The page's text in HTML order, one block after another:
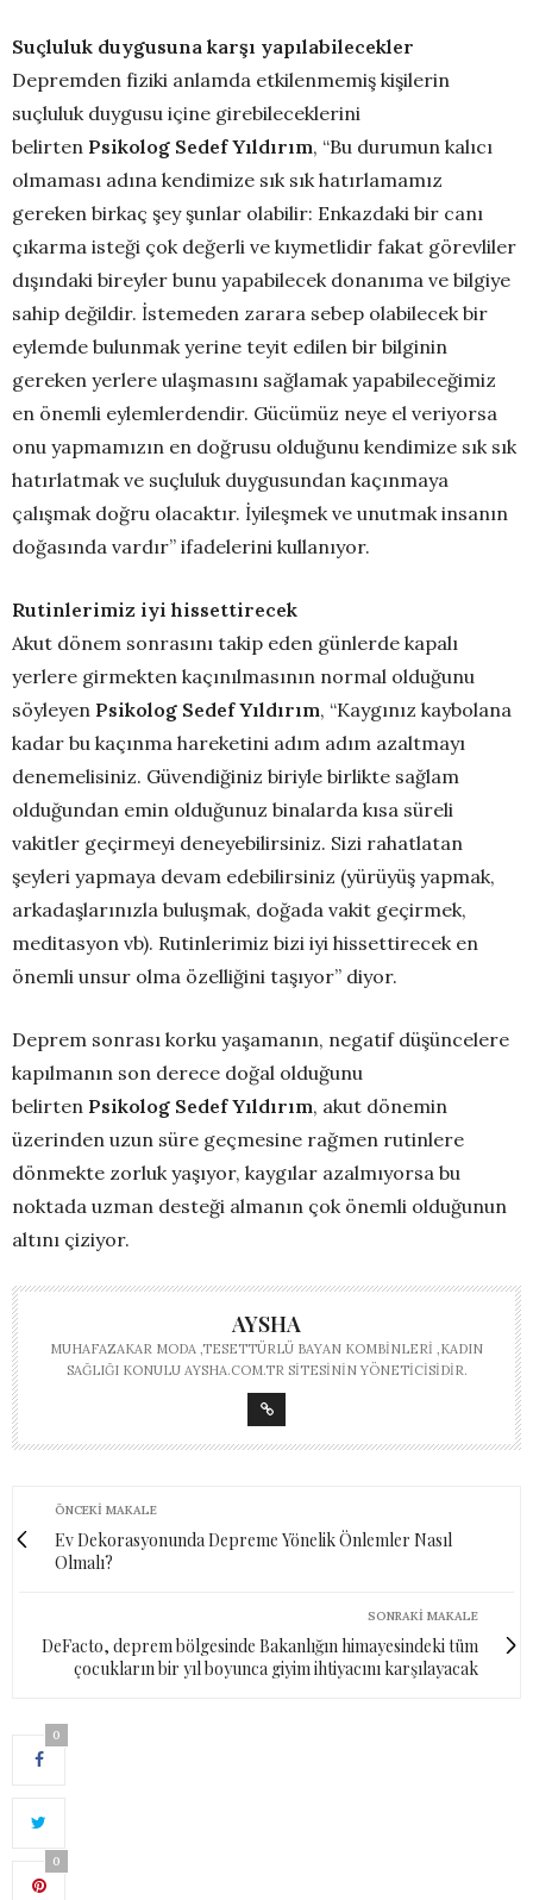
Suçluluk duygusuna karşı yapılabilecekler
Depremden fiziki anlamda etkilenmemiş kişilerin
suçluluk duygusu içine girebileceklerini
belirten Psikolog Sedef Yıldırım, “Bu durumun kalıcı
olmaması adına kendimize sık sık hatırlamamız
gereken birkaç şey şunlar olabilir: Enkazdaki bir canı
çıkarma isteği çok değerli ve kıymetlidir fakat görevliler
dışındaki bireyler bunu yapabilecek donanıma ve bilgiye
sahip değildir. İstemeden zarara sebep olabilecek bir
eylemde bulunmak yerine teyit edilen bir bilginin
gereken yerlere ulaşmasını sağlamak yapabileceğimiz
en önemli eylemlerdendir. Gücümüz neye el veriyorsa
onu yapmamızın en doğrusu olduğunu kendimize sık sık
hatırlatmak ve suçluluk duygusundan kaçınmaya
çalışmak doğru olacaktır. İyileşmek ve unutmak insanın
doğasında vardır” ifadelerini kullanıyor.
Rutinlerimiz iyi hissettirecek
Akut dönem sonrasını takip eden günlerde kapalı
yerlere girmekten kaçınılmasının normal olduğunu
söyleyen Psikolog Sedef Yıldırım, “Kaygınız kaybolana
kadar bu kaçınma hareketini adım adım azaltmayı
denemelisiniz. Güvendiğiniz biriyle birlikte sağlam
olduğundan emin olduğunuz binalarda kısa süreli
vakitler geçirmeyi deneyebilirsiniz. Sizi rahatlatan
şeyleri yapmaya devam edebilirsiniz (yürüyüş yapmak,
arkadaşlarınızla buluşmak, doğada vakit geçirmek,
meditasyon vb). Rutinlerimiz bizi iyi hissettirecek en
önemli unsur olma özelliğini taşıyor” diyor.
Deprem sonrası korku yaşamanın, negatif düşüncelere
kapılmanın son derece doğal olduğunu
belirten Psikolog Sedef Yıldırım, akut dönemin
üzerinden uzun süre geçmesine rağmen rutinlere
dönmekte zorluk yaşıyor, kaygılar azalmıyorsa bu
noktada uzman desteği almanın çok önemli olduğunun
altını çiziyor.
AYSHA
MUHAFAZAKAR MODA ,TESETTÜRLÜ BAYAN KOMBINLERI ,KADIN
SAĞLIĞI KONULU AYSHA.COM.TR SITESININ YÖNETICISIDIR.
ÖNCEKI MAKALE
Ev Dekorasyonunda Depreme Yönelik Önlemler Nasıl
Olmalı?
SONRAKI MAKALE
DeFacto, deprem bölgesinde Bakanlığın himayesindeki tüm
çocukların bir yıl boyunca giyim ihtiyacını karşılayacak
0
0